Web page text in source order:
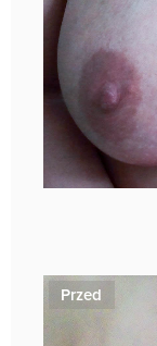
Przed